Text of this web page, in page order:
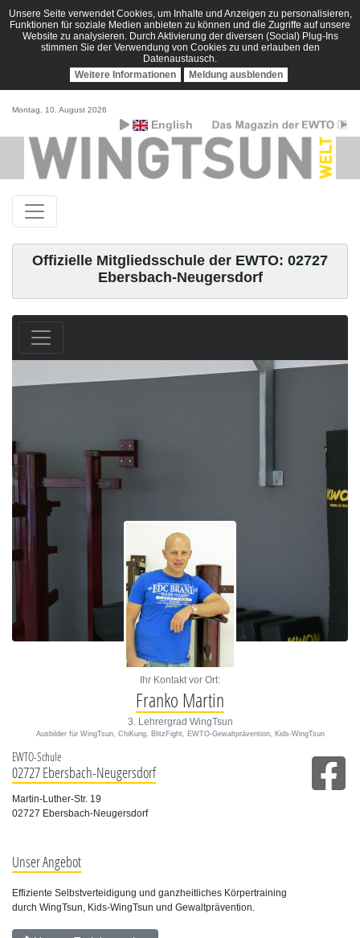
Unsere Seite verwendet Cookies, um Inhalte und Anzeigen zu personalisieren,
Funktionen für soziale Medien anbieten zu können und die Zugriffe auf unsere
Website zu analysieren. Durch Aktivierung der diversen (Social) Plug-Ins
stimmen Sie der Verwendung von Cookies zu und erlauben den
Datenaustausch.
Weitere Informationen
Meldung ausblenden
Montag, 10. August 2026
English
Offizielle Mitgliedsschule der EWTO: 02727
Ebersbach-Neugersdorf
Ihr Kontakt vor Ort:
Franko Martin
3. Lehrergrad WingTsun
Ausbilder für WingTsun, ChiKung, BlitzFight, EWTO-Gewaltprävention, Kids-WingTsun
EWTO-Schule
02727 Ebersbach-Neugersdorf
Martin-Luther-Str. 19
02727 Ebersbach-Neugersdorf
Unser Angebot
Effiziente Selbstverteidigung und ganzheitliches Körpertraining
durch WingTsun, Kids-WingTsun und Gewaltprävention.